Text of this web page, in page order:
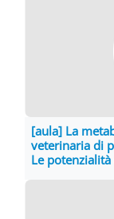
[aula] La
veterinaria di
Le